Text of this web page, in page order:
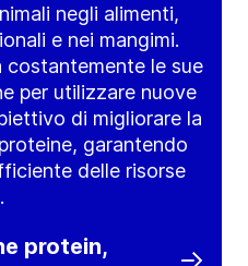
negli alimenti,
e nei mangimi.
costantemente le sue
per utilizzare nuove
di migliorare la
garantendo
delle risorse
protein,